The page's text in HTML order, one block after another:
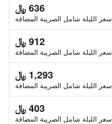
636 ﷼
سعر الليلة شامل الصريبة المضافة
912 ﷼
سعر الليلة شامل الصريبة المضافة
1,293 ﷼
سعر الليلة شامل الصريبة المضافة
403 ﷼
سعر الليلة شامل الصريبة المضافة